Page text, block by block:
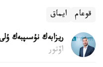
قوعام ايماق
ريزابەك نۇسىپبەك ۇلى
اۆتور